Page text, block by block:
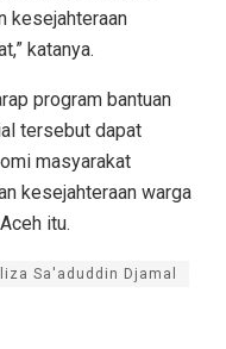
kesejahteraan
katanya.
program bantuan
tersebut dapat
masyarakat
kesejahteraan warga
itu.
Sa'aduddin Djamal